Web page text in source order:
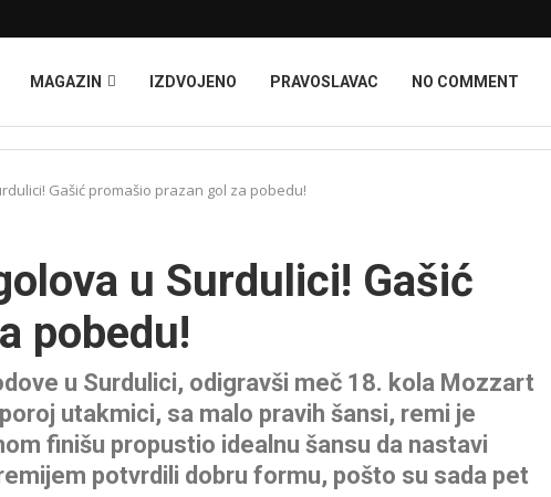
MAGAZIN IZDVOJENO PRAVOSLAVAC NO COMMENT
Gašić promašio prazan gol za pobedu!
u Surdulici! Gašić
pobedu!
u Surdulici, odigravši meč 18. kola Mozzart
utakmici, sa malo pravih šansi, remi je
finišu propustio idealnu šansu da nastavi
potvrdili dobru formu, pošto su sada pet